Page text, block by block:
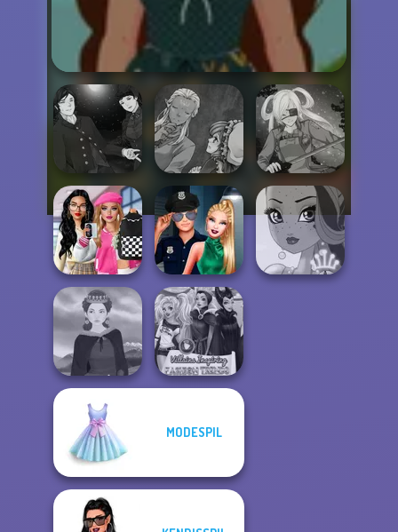
Manga Creator
Vampire Hunter
P...
Manga Creator
World Of
Fantasy...
SNK Cosplayer
Bab's Back to
School Style
Cha...
Style Police
Officer
Medieval Woman
Villains Inspiring
MODESPIL